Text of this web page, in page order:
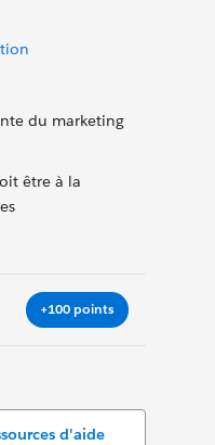
du marketing
être à la
+100 points
d'aide